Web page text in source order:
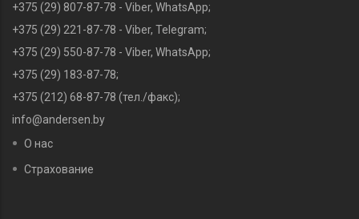
+375 (29) 807-87-78 - Viber, WhatsApp;
+375 (29) 221-87-78‬ - Viber, Telegram;
+375 (29) 550-87-78 - Viber, WhatsApp;
+375 (29) 183-87-78‬;
+375 (212) 68-87-78 (тел./факс);
info@andersen.by
О нас
Страхование